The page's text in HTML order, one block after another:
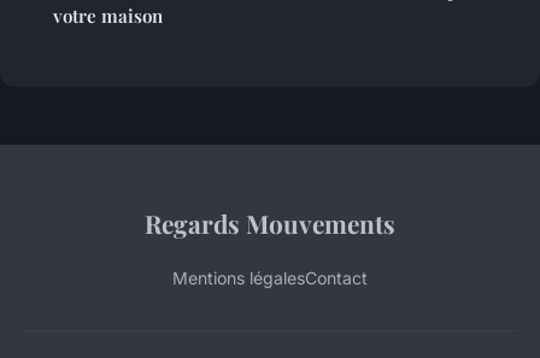
votre maison
Regards Mouvements
Mentions légalesContact